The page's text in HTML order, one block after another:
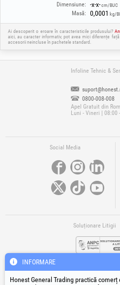
Dimensiune: -x-x-cm/BUC
Masă: 0,0001 kg/
Ai descoperit o eroare în caracteristicile produsului?
aici, au caracter informativ, pot avea mici diferențe
accesorii neincluse în pachetele standard.
Infoline Tehnic &
0800-008-008
Apel Gratuit din
Luni - Vineri | 08:00
Social Media
Soluționare Litigii
INFORMARE
Honest General Trading practică